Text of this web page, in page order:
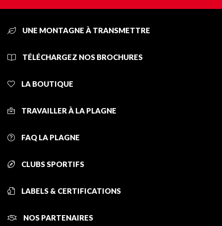
UNE MONTAGNE À TRANSMETTRE
TÉLÉCHARGEZ NOS BROCHURES
LA BOUTIQUE
TRAVAILLER À LA PLAGNE
FAQ LA PLAGNE
CLUBS SPORTIFS
LABELS & CERTIFICATIONS
NOS PARTENAIRES